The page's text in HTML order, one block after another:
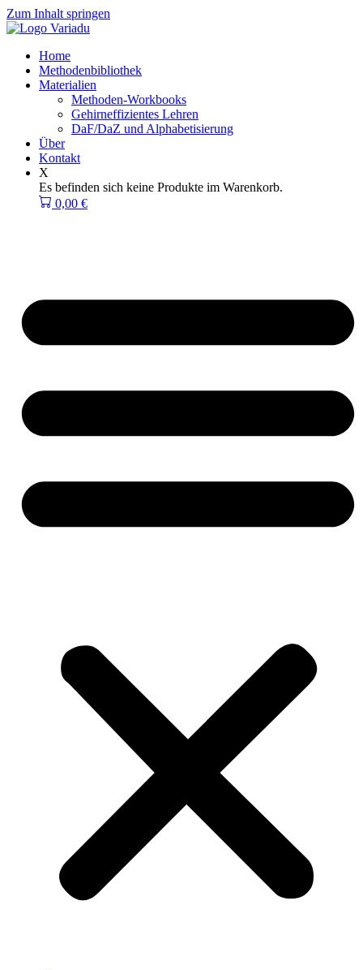
Zum Inhalt springen
Home
Methodenbibliothek
Materialien
Methoden-Workbooks
Gehirneffizientes Lehren
DaF/DaZ und Alphabetisierung
Über
Kontakt
X
Es befinden sich keine Produkte im Warenkorb.
0,00 €